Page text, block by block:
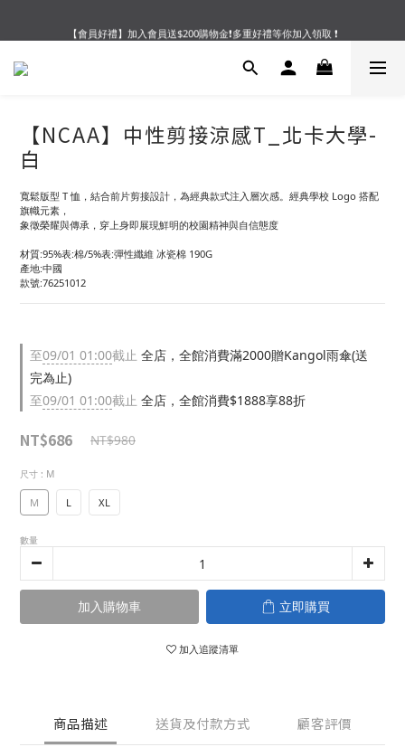
【夏末OUTLET】專區全面5折起❗超值入手就趁現在🔥
【NCAA】中性剪接涼感T_北卡大學-
白
寬鬆版型 T 恤，結合前片剪接設計，為經典款式注入層次感。經典學校 Logo 搭配
旗幟元素，
象徵榮耀與傳承，穿上身即展現鮮明的校園精神與自信態度
材質:95%表:棉/5%表:彈性纖維 冰瓷棉 190G
產地:中國
款號:76251012
至09/01 01:00截止 全店，全館消費滿2000贈Kangol雨傘(送
完為止)
至09/01 01:00截止 全店，全館消費$1888享88折
NT$686 NT$980
尺寸 : M
M L XL
數量
加入購物車 立即購買
加入追蹤清單
商品描述 送貨及付款方式 顧客評價